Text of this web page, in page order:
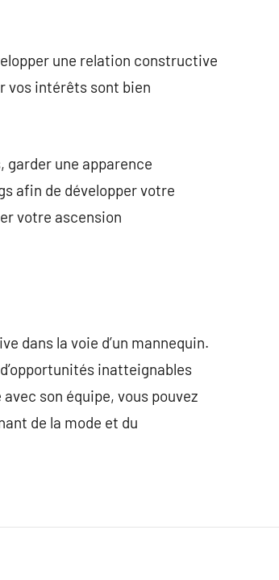
une relation constructive
vos intérêts sont bien
garder une apparence
afin de développer votre
votre ascension
dans la voie d’un mannequin.
inatteignables
son équipe, vous pouvez
de la mode et du